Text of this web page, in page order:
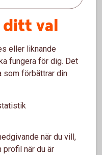
avseende på
FX Trade, över
ditt val
eller liknande
fungera för dig. Det
som förbättrar din
när du vill,
när du är